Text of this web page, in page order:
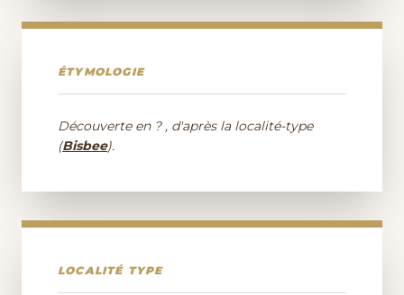
ÉTYMOLOGIE
Découverte en ? , d'après la localité-type
(Bisbee).
LOCALITÉ TYPE